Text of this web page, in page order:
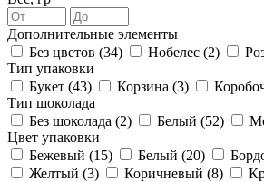
Дополнительные элементы
Без цветов (34) Нобелес (2)
Тип упаковки
Букет (43) Корзина (3)
Тип шоколада
Без шоколада (2) Белый (52)
Цвет упаковки
Бежевый (15) Белый (20)
Желтый (3) Коричневый (8)